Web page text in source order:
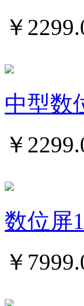
￥
中型数
￥
数位屏
￥